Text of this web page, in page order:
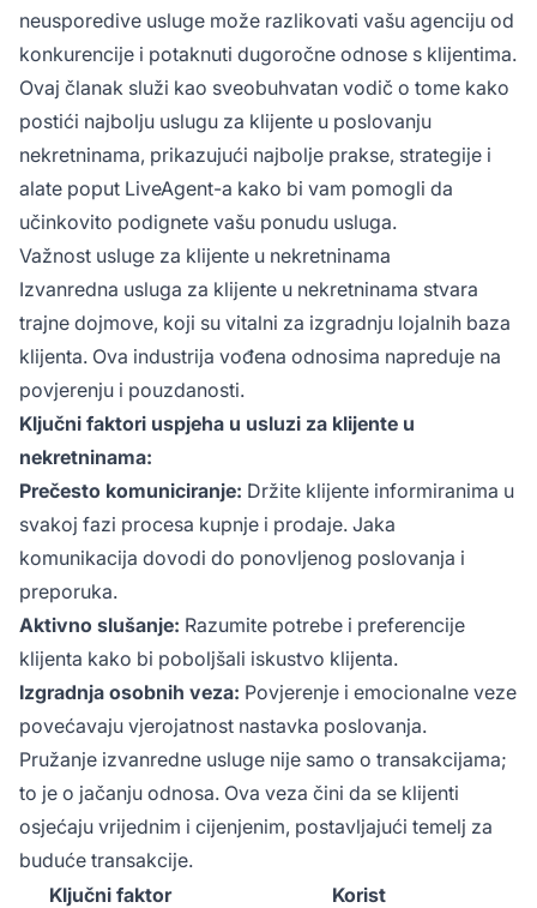
neusporedive usluge može razlikovati vašu agenciju od
konkurencije i potaknuti dugoročne odnose s klijentima.
Ovaj članak služi kao sveobuhvatan vodič o tome kako
postići najbolju uslugu za klijente u poslovanju
nekretninama, prikazujući najbolje prakse, strategije i
alate poput LiveAgent-a kako bi vam pomogli da
učinkovito podignete vašu ponudu usluga.
Važnost usluge za klijente u nekretninama
Izvanredna usluga za klijente u nekretninama stvara
trajne dojmove, koji su vitalni za izgradnju lojalnih baza
klijenta. Ova industrija vođena odnosima napreduje na
povjerenju i pouzdanosti.
Ključni faktori uspjeha u usluzi za klijente u
nekretninama:
Prečesto komuniciranje: Držite klijente informiranima u
svakoj fazi procesa kupnje i prodaje. Jaka
komunikacija dovodi do ponovljenog poslovanja i
preporuka.
Aktivno slušanje: Razumite potrebe i preferencije
klijenta kako bi poboljšali iskustvo klijenta.
Izgradnja osobnih veza: Povjerenje i emocionalne veze
povećavaju vjerojatnost nastavka poslovanja.
Pružanje izvanredne usluge nije samo o transakcijama;
to je o jačanju odnosa. Ova veza čini da se klijenti
osjećaju vrijednim i cijenjenim, postavljajući temelj za
buduće transakcije.
Ključni faktor
Korist